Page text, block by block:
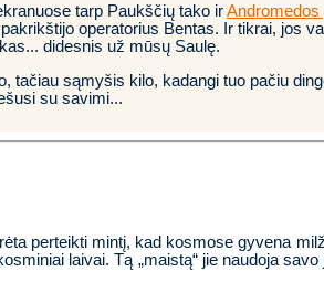
tarp Paukščių tako irAndromedos
operatorius Bentas. Ir tikrai, jos
didesnis už mūsų Saulę.
tačiau sąmyšis kilo, kadangi tuo pačiu
su savimi...
perteikti mintį, kad kosmose gyvena
laivai. Tą „maistą“ jie naudoja